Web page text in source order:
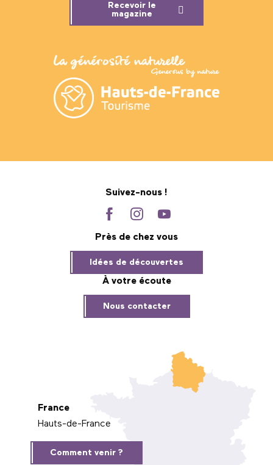
Recevoir le
magazine
Suivez-nous !
Près de chez vous
Idées de découvertes
À votre écoute
Nous contacter
France
Hauts-de-France
Comment venir ?